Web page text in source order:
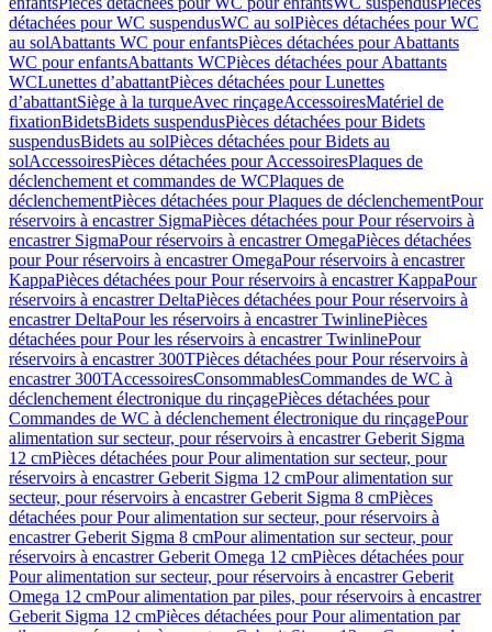
détachées pour WC suspendusWC au solPièces détachées pour WC
au solAbattants WC pour enfantsPièces détachées pour Abattants
WC pour enfantsAbattants WCPièces détachées pour Abattants
WCLunettes d’abattantPièces détachées pour Lunettes
d’abattantSiège à la turqueAvec rinçageAccessoiresMatériel de
fixationBidetsBidets suspendusPièces détachées pour Bidets
suspendusBidets au solPièces détachées pour Bidets au
solAccessoiresPièces détachées pour AccessoiresPlaques de
déclenchement et commandes de WCPlaques de
déclenchementPièces détachées pour Plaques de déclenchementPour
réservoirs à encastrer SigmaPièces détachées pour Pour réservoirs à
encastrer SigmaPour réservoirs à encastrer OmegaPièces détachées
pour Pour réservoirs à encastrer OmegaPour réservoirs à encastrer
KappaPièces détachées pour Pour réservoirs à encastrer KappaPour
réservoirs à encastrer DeltaPièces détachées pour Pour réservoirs à
encastrer DeltaPour les réservoirs à encastrer TwinlinePièces
détachées pour Pour les réservoirs à encastrer TwinlinePour
réservoirs à encastrer 300TPièces détachées pour Pour réservoirs à
encastrer 300TAccessoiresConsommablesCommandes de WC à
déclenchement électronique du rinçagePièces détachées pour
Commandes de WC à déclenchement électronique du rinçagePour
alimentation sur secteur, pour réservoirs à encastrer Geberit Sigma
12 cmPièces détachées pour Pour alimentation sur secteur, pour
réservoirs à encastrer Geberit Sigma 12 cmPour alimentation sur
secteur, pour réservoirs à encastrer Geberit Sigma 8 cmPièces
détachées pour Pour alimentation sur secteur, pour réservoirs à
encastrer Geberit Sigma 8 cmPour alimentation sur secteur, pour
réservoirs à encastrer Geberit Omega 12 cmPièces détachées pour
Pour alimentation sur secteur, pour réservoirs à encastrer Geberit
Omega 12 cmPour alimentation par piles, pour réservoirs à encastrer
Geberit Sigma 12 cmPièces détachées pour Pour alimentation par